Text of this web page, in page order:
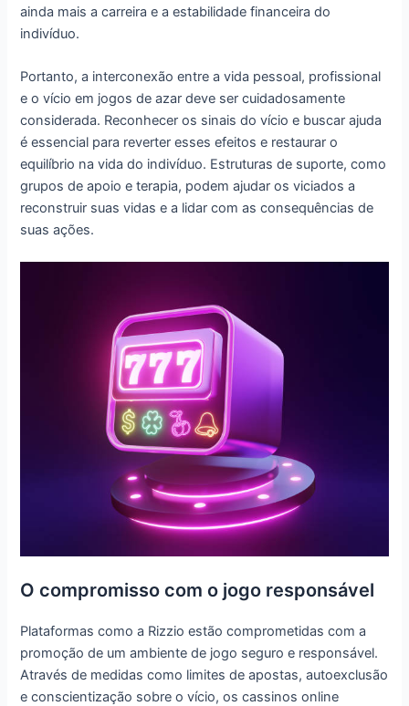
ainda mais a carreira e a estabilidade financeira do
indivíduo.
Portanto, a interconexão entre a vida pessoal, profissional
e o vício em jogos de azar deve ser cuidadosamente
considerada. Reconhecer os sinais do vício e buscar ajuda
é essencial para reverter esses efeitos e restaurar o
equilíbrio na vida do indivíduo. Estruturas de suporte, como
grupos de apoio e terapia, podem ajudar os viciados a
reconstruir suas vidas e a lidar com as consequências de
suas ações.
O compromisso com o jogo responsável
Plataformas como a Rizzio estão comprometidas com a
promoção de um ambiente de jogo seguro e responsável.
Através de medidas como limites de apostas, autoexclusão
e conscientização sobre o vício, os cassinos online